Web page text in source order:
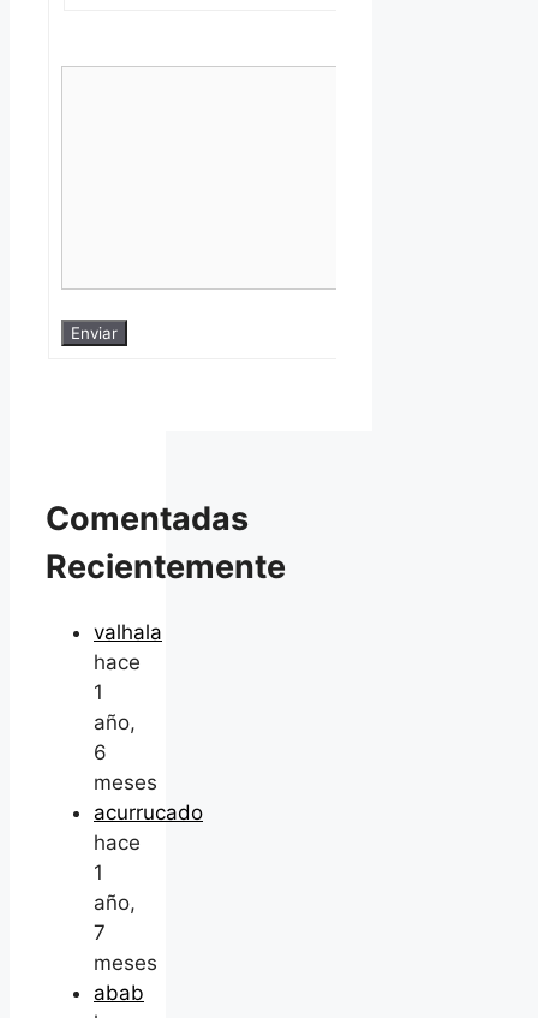
Enviar
Comentadas
Recientemente
valhala
hace
1
año,
6
meses
acurrucado
hace
1
año,
7
meses
abab